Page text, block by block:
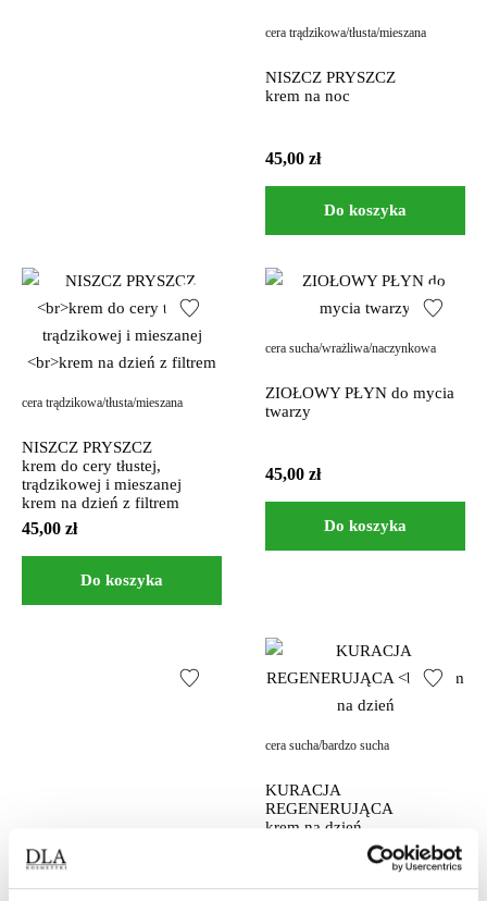
cera trądzikowa/tłusta/mieszana
NISZCZ PRYSZCZ
krem na noc
45,00 zł
Do koszyka
cera trądzikowa/tłusta/mieszana
NISZCZ PRYSZCZ
krem do cery tłustej,
trądzikowej i mieszanej
krem na dzień z filtrem
45,00 zł
Do koszyka
cera sucha/wrażliwa/naczynkowa
ZIOŁOWY PŁYN do mycia
twarzy
45,00 zł
Do koszyka
cera sucha/bardzo sucha
KURACJA
REGENERUJĄCA
krem na dzień